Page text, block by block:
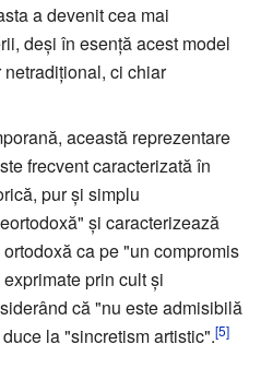
a devenit cea mai
deși în esență acest model
ci chiar
această reprezentare
frecvent caracterizată în
pur și simplu
și caracterizează
ca pe "un compromis
prin cult și
că "nu este admisibilă
la "sincretism artistic".[5]